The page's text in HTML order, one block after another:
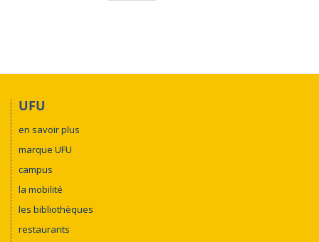
UFU
en savoir plus
marque UFU
campus
la mobilité
les bibliothèques
restaurants